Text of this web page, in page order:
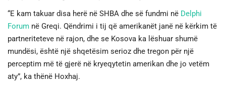
“E kam takuar disa herë në SHBA dhe së fundmi në Delphi
Forum në Greqi. Qëndrimi i tij që amerikanët janë në kërkim të
partneriteteve në rajon, dhe se Kosova ka lëshuar shumë
mundësi, është një shqetësim serioz dhe tregon për një
perceptim më të gjerë në kryeqytetin amerikan dhe jo vetëm
aty”, ka thënë Hoxhaj.